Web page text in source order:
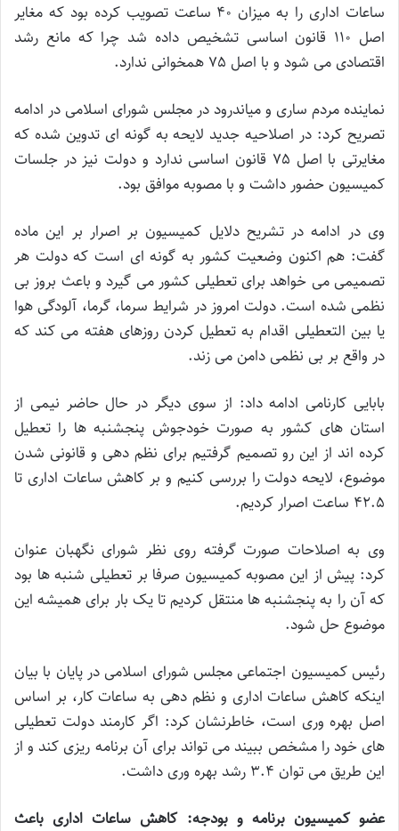
ساعات اداری را به میزان 40 ساعت تصویب کرده بود که مغایر
اصل 110 قانون اساسی تشخیص داده شد چرا که مانع رشد
اقتصادی می شود و با اصل 75 همخوانی ندارد.
نماینده مردم ساری و میاندرود در مجلس شورای اسلامی در ادامه
تصریح کرد: در اصلاحیه جدید لایحه به گونه ای تدوین شده که
مغایرتی با اصل 75 قانون اساسی ندارد و دولت نیز در جلسات
کمیسیون حضور داشت و با مصوبه موافق بود.
وی در ادامه در تشریح دلایل کمیسیون بر اصرار بر این ماده
گفت: هم اکنون وضعیت کشور به گونه ای است که دولت هر
تصمیمی می خواهد برای تعطیلی کشور می گیرد و باعث بروز بی
نظمی شده است. دولت امروز در شرایط سرما، گرما، آلودگی هوا
یا بین التعطیلی اقدام به تعطیل کردن روزهای هفته می کند که
در واقع بر بی نظمی دامن می زند.
بابایی کارنامی ادامه داد: از سوی دیگر در حال حاضر نیمی از
استان های کشور به صورت خودجوش پنجشنبه ها را تعطیل
کرده اند از این رو تصمیم گرفتیم برای نظم دهی و قانونی شدن
موضوع، لایحه دولت را بررسی کنیم و بر کاهش ساعات اداری تا
42.5 ساعت اصرار کردیم.
وی به اصلاحات صورت گرفته روی نظر شورای نگهبان عنوان
کرد: پیش از این مصوبه کمیسیون صرفا بر تعطیلی شنبه ها بود
که آن را به پنجشنبه ها منتقل کردیم تا یک بار برای همیشه این
موضوع حل شود.
رئیس کمیسیون اجتماعی مجلس شورای اسلامی در پایان با بیان
اینکه کاهش ساعات اداری و نظم دهی به ساعات کار، بر اساس
اصل بهره وری است، خاطرنشان کرد: اگر کارمند دولت تعطیلی
های خود را مشخص ببیند می تواند برای آن برنامه ریزی کند و از
این طریق می توان 3.4 رشد بهره وری داشت.
عضو کمیسیون برنامه و بودجه: کاهش ساعات اداری باعث